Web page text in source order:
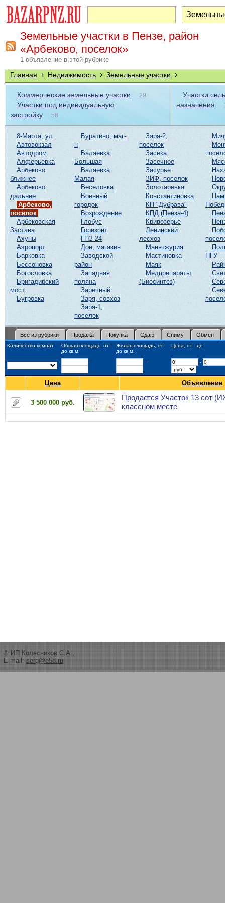
Земельные участки в Пензе, район
«Арбеково, поселок»
1 объявление в этой рубрике
Главная › Недвижимость › Земельные участки ›
Коммерческие земельные участки 29
Участки под индивидуальную
застройку
58
Участки
назначения
8-Марта, ул.
Автовокзал
Автодром
Алферьевка
Арбеково
ближнее
Арбеково
дальнее
Арбеково,
поселок
Арбековская
Застава
Ахуны
Аэропорт
Барковка
Бессоновка
Богословка
Бригадирский
мост
Бугровка
Буратино, маг-
н
Валяевка
Большая
Валяевка
Малая
Веселовка
Военный
городок
Возрождение
Глобус
Горизонт
ГПЗ-24
Дон, магазин
Заводской
район
Западная
поляна
Заречный
Заря, совхоз
Заря-1,
поселок
Заря-2,
поселок
Засека
Засечное
Засурье
ЗИФ, поселок
Золотаревка
Константиновка
КП "Дубрава"
КПД (Пенза-4)
Кривозерье
Ленинский
лесхоз
Маньчжурия
Мастиновка
Маяк
Медпрепараты
(Биосинтез)
ПГУ
Все из рубрики Продажа Покупка Сдаю Сниму Обмен
Количество комнат
Общая площадь, от-
до кв.м.
Жилая площадь, от-
до кв.м.
Цена, от - до
- - -
Цена Объявление
3 500 000 руб.
Продается Участок 13 сот
классном месте
© ИП Колесников С.А.,
E-mail: serg@e58.ru